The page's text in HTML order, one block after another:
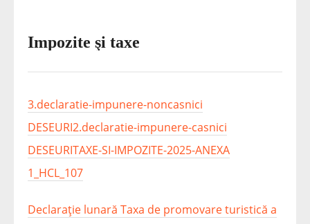
Impozite şi taxe
3.declaratie-impunere-noncasnici
DESEURI2.declaratie-impunere-casnici
DESEURITAXE-SI-IMPOZITE-2025-ANEXA
1_HCL_107
Declarație lunară Taxa de promovare turistică a